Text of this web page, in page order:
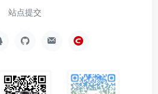
站点提交